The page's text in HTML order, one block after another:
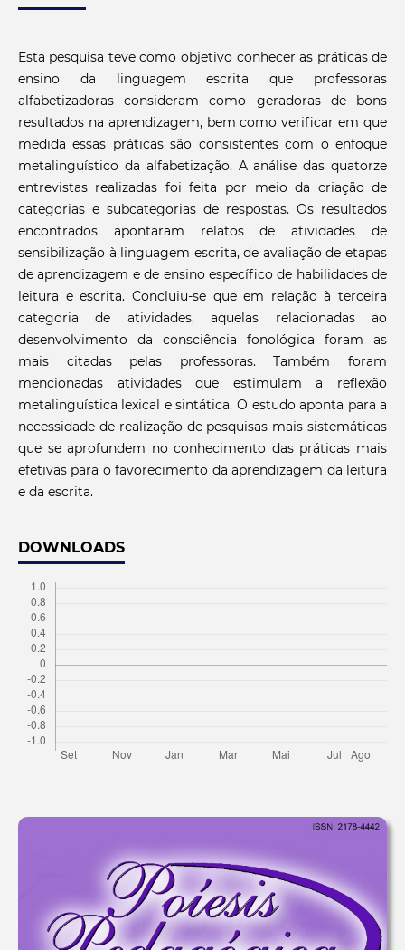
Esta pesquisa teve como objetivo conhecer as práticas de
ensino da linguagem escrita que professoras
alfabetizadoras consideram como geradoras de bons
resultados na aprendizagem, bem como verificar em que
medida essas práticas são consistentes com o enfoque
metalinguístico da alfabetização. A análise das quatorze
entrevistas realizadas foi feita por meio da criação de
categorias e subcategorias de respostas. Os resultados
encontrados apontaram relatos de atividades de
sensibilização à linguagem escrita, de avaliação de etapas
de aprendizagem e de ensino específico de habilidades de
leitura e escrita. Concluiu-se que em relação à terceira
categoria de atividades, aquelas relacionadas ao
desenvolvimento da consciência fonológica foram as
mais citadas pelas professoras. Também foram
mencionadas atividades que estimulam a reflexão
metalinguística lexical e sintática. O estudo aponta para a
necessidade de realização de pesquisas mais sistemáticas
que se aprofundem no conhecimento das práticas mais
efetivas para o favorecimento da aprendizagem da leitura
e da escrita.
DOWNLOADS